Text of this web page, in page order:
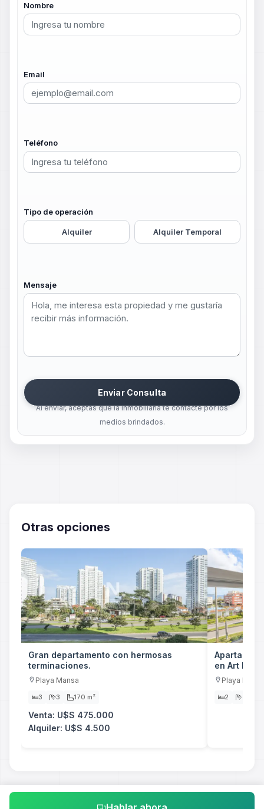
Nombre
Email
Teléfono
Tipo de operación
Alquiler Alquiler Temporal
Mensaje
Enviar Consulta
Al enviar, aceptas que la inmobiliaria te contacte por los
medios brindados.
Otras opciones
Gran departamento con hermosas
terminaciones.
Playa Mansa
3 3 170 m²
Venta: U$S 475.000
Alquiler: U$S 4.500
en Art Bou
Playa
2 2